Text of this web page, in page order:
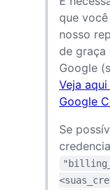
que
nosso
de graça
Google
Veja
Google
Se